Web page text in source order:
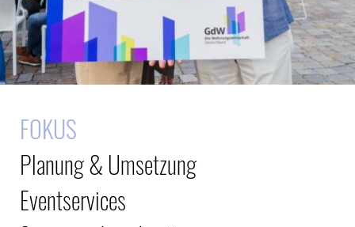
FOKUS
Planung & Umsetzung
Eventservices